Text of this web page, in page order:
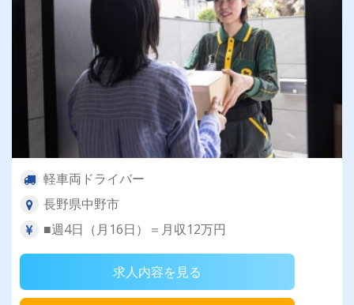
軽車両ドライバー
長野県中野市
■週4日（月16日）＝月収12万円
求人内容を見る